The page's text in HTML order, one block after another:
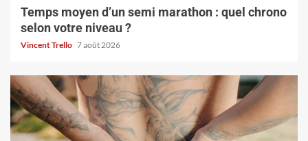
Temps moyen d’un semi marathon : quel chrono
selon votre niveau ?
Vincent Trello 7 août 2026